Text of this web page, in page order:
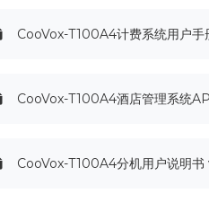
CooVox-T100A4计费系统用户手
CooVox-T100A4酒店管理系统
CooVox-T100A4分机用户说明书